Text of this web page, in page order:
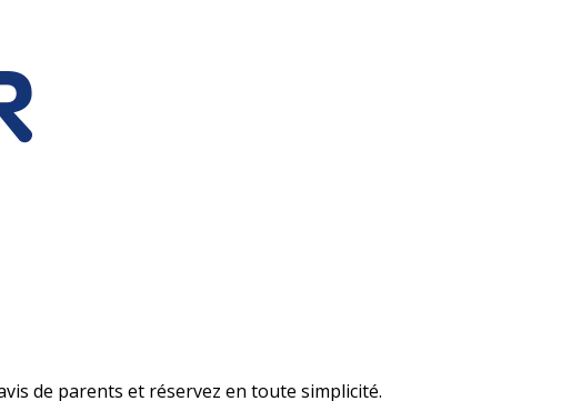
de parents et réservez en toute simplicité.